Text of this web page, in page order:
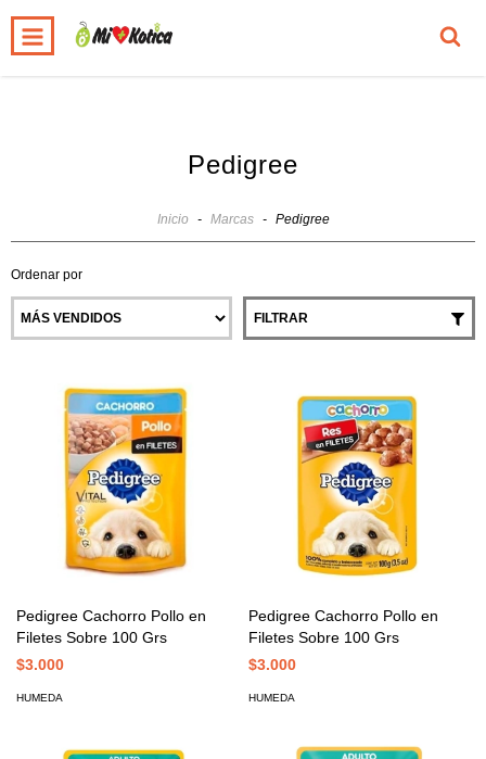
INICIO 0
Pedigree
Inicio - Marcas - Pedigree
Ordenar por
FILTRAR
Pedigree Cachorro Pollo en
Filetes Sobre 100 Grs
$3.000
HUMEDA
Pedigree Cachorro Pollo en
Filetes Sobre 100 Grs
$3.000
HUMEDA